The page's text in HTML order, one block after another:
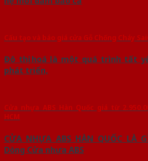
Cấu tạo và báo giá cửa Gỗ Chống Cháy
Đô thị hoá là một quá trình tất
phát triển,
Cửa nhựa ABS Hàn Quốc giá từ
HCM
CỬA NHỰA ABS HÀN QUỐC LÀ
Dòng Cửa nhựa ABS